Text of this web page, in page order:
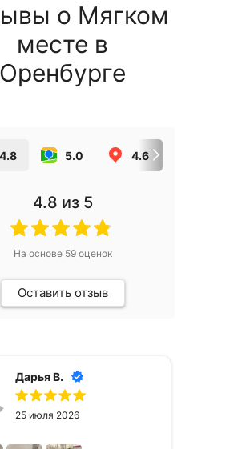
о Мягком
месте в
Оренбурге
4.8 5.0 4.6
4.8 из 5
На основе 59оценок
Оставить отзыв
Дарья В.
25 июля 2026